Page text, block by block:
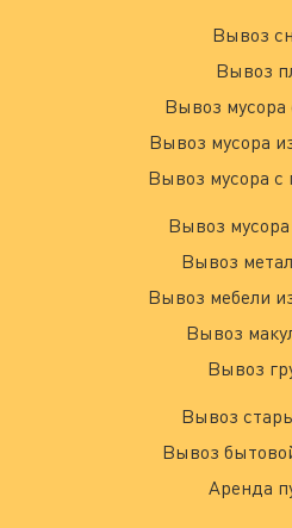
Вывоз
Вывоз
Вывоз мусора
Вывоз мусора
Вывоз мусора с
Вывоз
Вывоз
Вывоз мебели
Вывоз
Вывоз
Вывоз
Вывоз
Аренда